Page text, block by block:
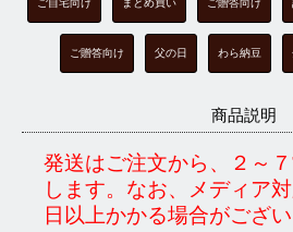
ご自宅向け まとめ買い ご贈答向け
ご贈答向け 父の日 わら納豆
商品説明
発送はご注文から、２～
します。なお、メディア
日以上かかる場合がござい